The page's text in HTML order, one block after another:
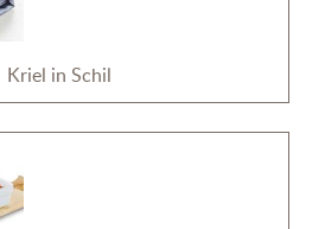
Kriel in Schil